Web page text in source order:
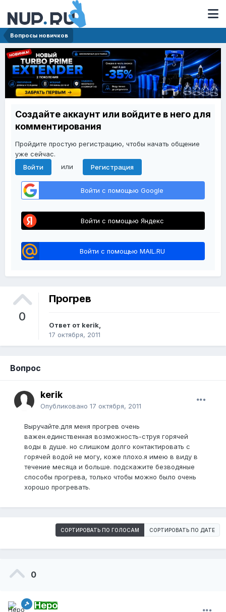
Вопросы новичков
Создайте аккаунт или войдите в него для
комментирования
Пройдите простую регистрацию, чтобы начать общение
уже сейчас.
Войти
или Регистрация
Войти с помощью Google
Войти с помощью Яндекс
Войти с помощью MAIL.RU
0
Прогрев
Ответ от kerik,
17 октября, 2011
Вопрос
kerik
Опубликовано 17 октября, 2011
Выручайте.для меня прогрев очень
важен.единственная возможность-струя горячей
воды в душе. но слишком долго контактировать с
горячей водой не могу, коже плохо.я имею в виду в
течение месяца и больше. подскажите безводяные
способы прогрева, только чтобы можно было очень
хорошо прогревать.
СОРТИРОВАТЬ ПО ГОЛОСАМ СОРТИРОВАТЬ ПО ДАТЕ
0
Неро